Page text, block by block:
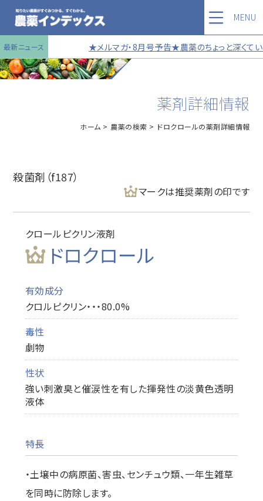
最新ニュース ★メルマガ・8月号予告★農薬のちょっと深く
MENU
薬剤詳細情報
ホーム 農薬の検索 ドロクロールの薬剤詳細情報
殺菌剤（f187）
マークは推奨薬剤の印です
クロールピクリン液剤
ドロクロール
有効成分
クロルピクリン・・・80.0%
毒性
劇物
性状
強い刺激臭と催涙性を有した揮発性の淡黄色透明
液体
特長
・土壌中の病原菌、害虫、センチュウ類、一年生雑草
を同時に防除します。